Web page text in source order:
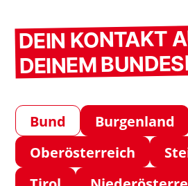
DEIN KONTAKT
DEINEM
Bund
Burgenland
Oberösterreich